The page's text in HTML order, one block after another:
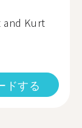
and Kurt
ドする